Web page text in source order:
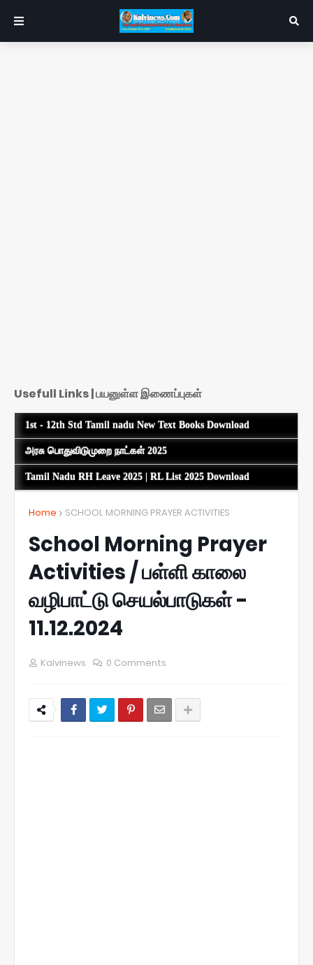
Usefull Links | பயனுள்ள இணைப்புகள்
1st - 12th Std Tamil nadu New Text Books Download
அரசு பொதுவிடுமுறை நாட்கள் 2025
Tamil Nadu RH Leave 2025 | RL List 2025 Download
Home SCHOOL MORNING PRAYER ACTIVITIES
School Morning Prayer
Activities / பள்ளி காலை
வழிபாட்டு செயல்பாடுகள் -
11.12.2024
Kalvinews 0 Comments